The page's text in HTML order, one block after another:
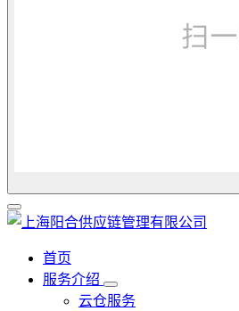
首页
服务介绍
云仓服务